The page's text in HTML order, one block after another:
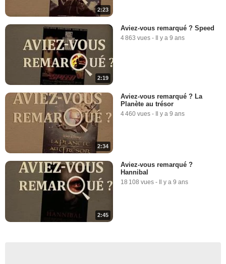
2:23
2:19
Aviez-vous remarqué ? Speed
4 863 vues - Il y a 9 ans
2:34
Aviez-vous remarqué ? La
Planète au trésor
4 460 vues - Il y a 9 ans
2:45
Aviez-vous remarqué ?
Hannibal
18 108 vues - Il y a 9 ans